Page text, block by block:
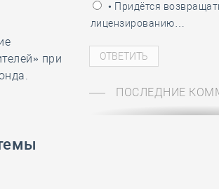
при
• Придётся
лицензированию…
ПОСЛЕДНИЕ